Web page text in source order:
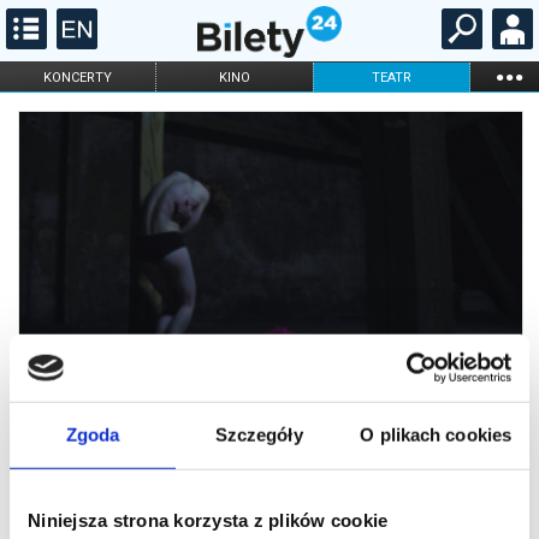
Zgoda Szczegóły O plikach cookies
Niniejsza strona korzysta z plików cookie
KONCERTY KINO TEATR ...
FILHARMONIA OPERA I BALET
In Between
In Between